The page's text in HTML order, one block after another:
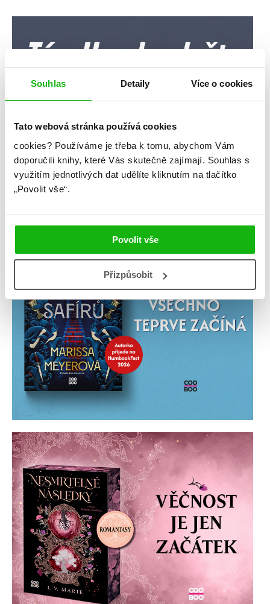
Souhlas Detaily Více o cookies
Tato webová stránka používá cookies
cookies? Používáme je třeba k tomu, abychom Vám
doporučili knihy, které Vás skutečně zajímají. Souhlas s
využitím jednotlivých dat udělíte kliknutím na tlačítko
„Povolit vše“.
Povolit vše
Přizpůsobit